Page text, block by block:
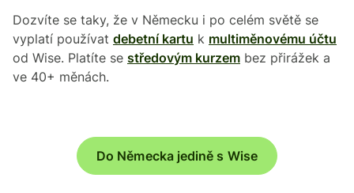
Dozvíte se taky, že v Německu i po celém světě se
vyplatí používat debetní kartu k multiměnovému účtu
od Wise. Platíte se středovým kurzem bez přirážek a
ve 40+ měnách.
Do Německa jedině s Wise